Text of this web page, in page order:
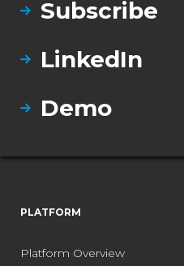
Subscribe
LinkedIn
Demo
PLATFORM
Platform Overview